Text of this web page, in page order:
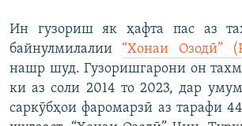
Ин гузориш як ҳафта пас аз
байнулмилалии “Хонаи Озодӣ”
нашр шуд. Гузоришгарони он
ки аз соли 2014 то 2023, дар
саркӯбҳои фаромарзӣ аз тарафи